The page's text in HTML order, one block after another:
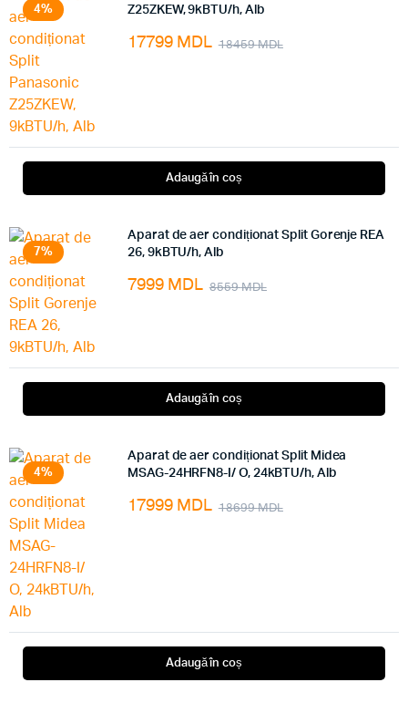
4%
Z25ZKEW, 9kBTU/h, Alb
18459MDL
17799 MDL
Adaugă în coș
7%
Aparat de aer condiționat Split Gorenje REA
26, 9kBTU/h, Alb
8559MDL
7999 MDL
Adaugă în coș
4%
Aparat de aer condiționat Split Midea
MSAG-24HRFN8-I/ O, 24kBTU/h, Alb
18699MDL
17999 MDL
Adaugă în coș